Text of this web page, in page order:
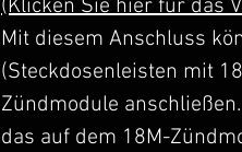
(Klicken Sie hier für das
Mit diesem Anschluss
(Steckdosenleisten mit
Zündmodule
das auf dem 18M-